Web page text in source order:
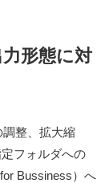
形態に対
調整、拡⼤縮
フォルダへの
Bussiness）へ